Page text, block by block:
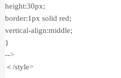
height:30px;
border:1px solid red;
vertical-align:middle;
}
-->
＜/style>